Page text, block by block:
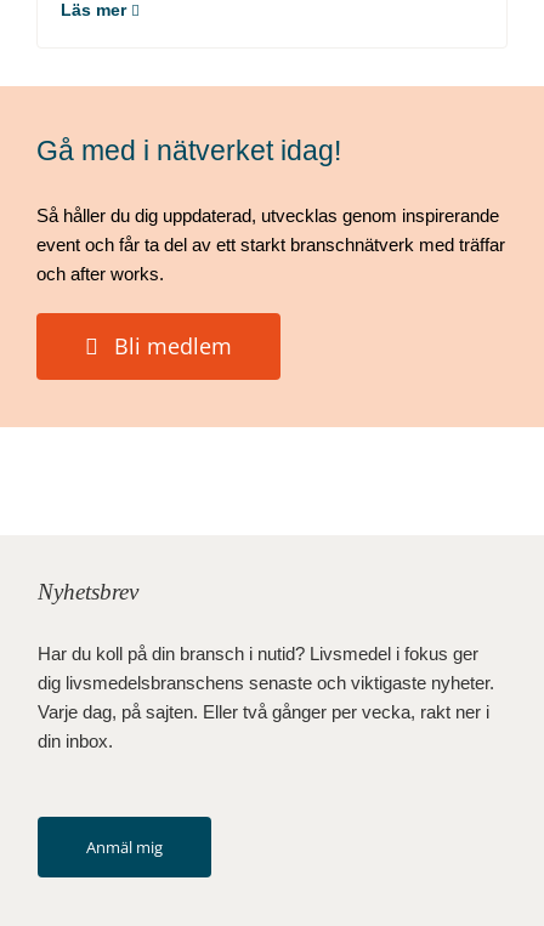
Läs mer
Gå med i nätverket idag!
Så håller du dig uppdaterad, utvecklas genom inspirerande
event och får ta del av ett starkt branschnätverk med träffar
och after works.
Bli medlem
Nyhetsbrev
Har du koll på din bransch i nutid? Livsmedel i fokus ger
dig livsmedelsbranschens senaste och viktigaste nyheter.
Varje dag, på sajten. Eller två gånger per vecka, rakt ner i
din inbox.
Anmäl mig